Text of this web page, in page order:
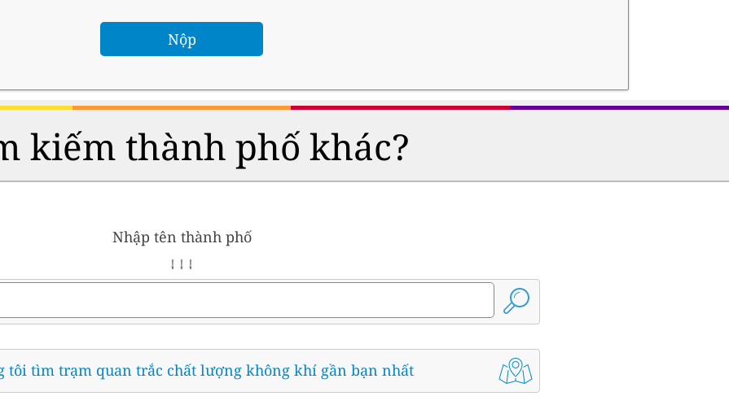
kiếm thành phố khác?
Nhập tên thành phố
↓ ↓ ↓
tôi tìm trạm quan trắc chất lượng không khí gần bạn nhất